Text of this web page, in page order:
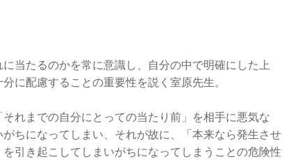
当たるのかを常に意識し、自分の中で明確にした上
に配慮することの重要性を説く室原先生。
れまでの自分にとっての当たり前」を相手に悪気な
ちになってしまい、それが故に、「本来なら発生させ
引き起こしてしまいがちになってしまうことの危険性